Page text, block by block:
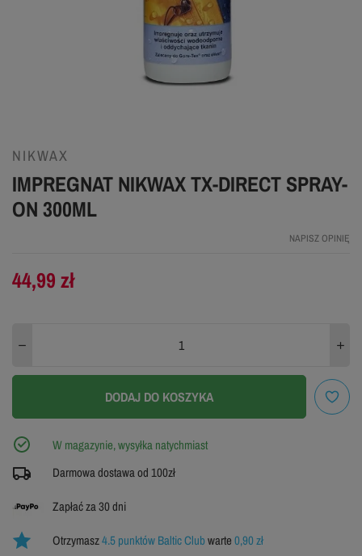
NIKWAX
IMPREGNAT NIKWAX TX-DIRECT SPRAY-
ON 300ML
NAPISZ OPINIĘ
44,99 zł
DODAJ DO KOSZYKA
W magazynie, wysyłka natychmiast
Darmowa dostawa od 100zł
Zapłać za 30 dni
Otrzymasz4.5 punktów Baltic Clubwarte0,90 zł